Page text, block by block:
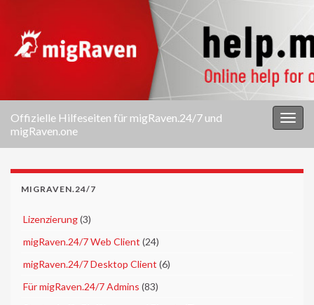
Offizielle Hilfeseiten für migRaven.24/7 und
migRaven.one
MIGRAVEN.24/7
Lizenzierung(3)
migRaven.24/7 Web Client (24)
migRaven.24/7 Desktop Client (6)
Für migRaven.24/7 Admins (83)